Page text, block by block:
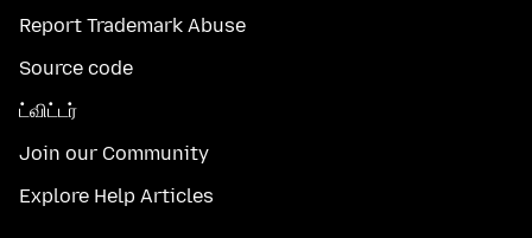
Report Trademark Abuse
Source code
ட்விட்டர்
Join our Community
Explore Help Articles